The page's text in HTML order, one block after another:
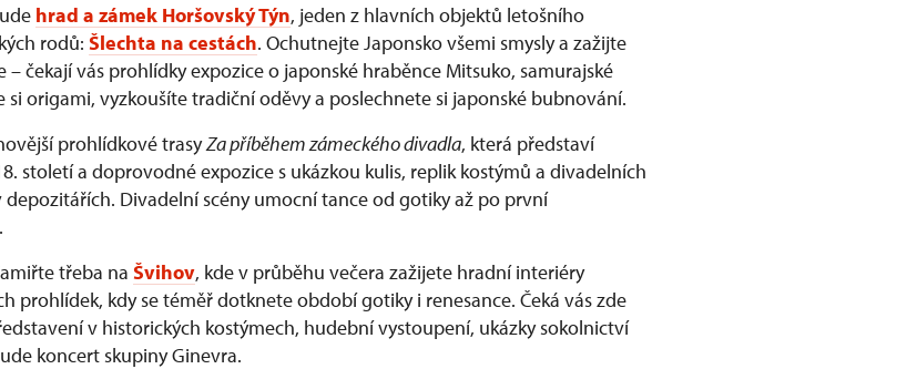
hrad a zámek Horšovský Týn, jeden z hlavních objektů letošního
rodů: Šlechta na cestách. Ochutnejte Japonsko všemi smysly a zažijte
čekají vás prohlídky expozice o japonské hraběnce Mitsuko, samurajské
origami, vyzkoušíte tradiční oděvy a poslechnete si japonské bubnování.
prohlídkové trasyZa příběhem zámeckého divadla, která představí
století a doprovodné expozice s ukázkou kulis, replik kostýmů a divadelních
Divadelní scény umocní tance od gotiky až po první
třeba na Švihov, kde v průběhu večera zažijete hradní interiéry
prohlídek, kdy se téměř dotknete období gotiky i renesance. Čeká vás zde
v historických kostýmech, hudební vystoupení, ukázky sokolnictví
koncert skupiny Ginevra.